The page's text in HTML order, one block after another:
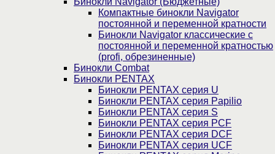
Компактные бинокли Navigator
постоянной и переменной кратности
Бинокли Navigator классические с
постоянной и переменной кратностью
(profi, обрезиненные)
Бинокли Combat
Бинокли PENTAX
Бинокли PENTAX серия U
Бинокли PENTAX серия Papilio
Бинокли PENTAX серия S
Бинокли PENTAX серия PCF
Бинокли PENTAX серия DCF
Бинокли PENTAX серия UCF